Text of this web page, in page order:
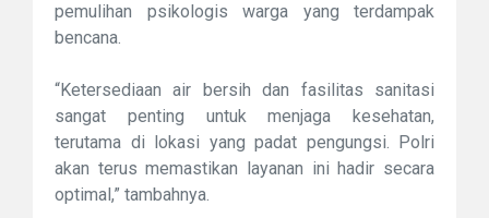
pemulihan psikologis warga yang terdampak
bencana.
“Ketersediaan air bersih dan fasilitas sanitasi
sangat penting untuk menjaga kesehatan,
terutama di lokasi yang padat pengungsi. Polri
akan terus memastikan layanan ini hadir secara
optimal,” tambahnya.